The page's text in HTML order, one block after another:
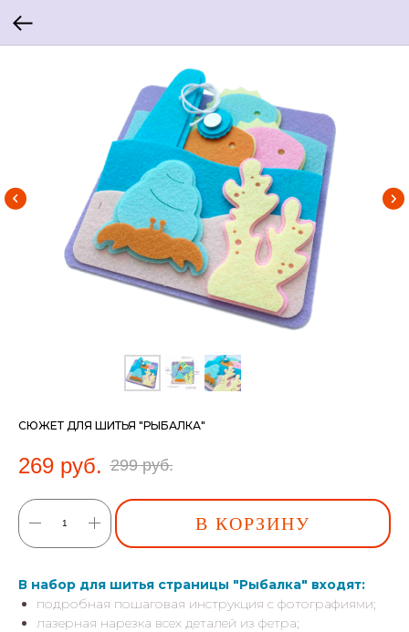
СЮЖЕТ ДЛЯ ШИТЬЯ "РЫБАЛКА"
269 руб. 299 руб.
В КОРЗИНУ
В набор для шитья страницы "Рыбалка" входят:
подробная пошаговая инструкция с фотографиями;
лазерная нарезка всех деталей из фетра;